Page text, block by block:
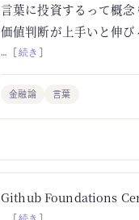
言葉に投資するって概念
価値判断が上手いと伸び
… [続き]
金融論 言葉
Github Foundations